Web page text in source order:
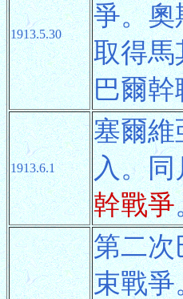
1913.5.30
爭。奧
取得馬
巴爾幹
1913.6.1
塞爾維
入。同
幹戰爭
第二次
束戰爭